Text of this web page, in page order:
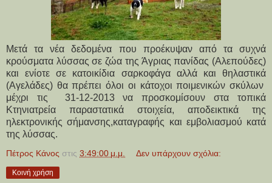
Μετά τα νέα δεδομένα που προέκυψαν από τα συχνά
κρούσματα λύσσας σε ζώα της Άγριας πανίδας (Αλεπούδες)
και ενίοτε σε κατοικίδια σαρκοφάγα αλλά και θηλαστικά
(Αγελάδες) θα πρέπει όλοι οι κάτοχοι ποιμενικών σκύλων
μέχρι τις
31-12-2013 να προσκομίσουν στα τοπικά
Κτηνιατρεία παραστατικά στοιχεία, αποδεικτικά της
ηλεκτρονικής σήμανσης,καταγραφής και εμβολιασμού κατά
της λύσσας.
Πέτρος Κάνος στις 3:49:00 μ.μ. Δεν υπάρχουν σχόλια:
Κοινή χρήση